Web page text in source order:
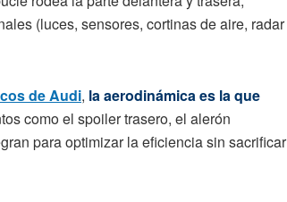
(luces, sensores, cortinas de aire, radar
de Audi, la aerodinámica es la que
como el spoiler trasero, el alerón
para optimizar la eficiencia sin sacrificar